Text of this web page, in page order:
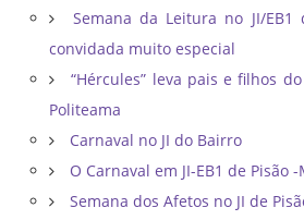
Semana da Leitura no JI/
convidada muito especial
“Hércules” leva pais e filhos
Politeama
Carnaval no JI do Bairro
O Carnaval em JI-EB1 de Pisão
Semana dos Afetos no JI de